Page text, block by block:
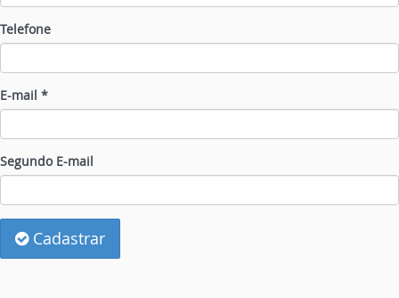
Telefone
E-mail *
Segundo E-mail
Cadastrar